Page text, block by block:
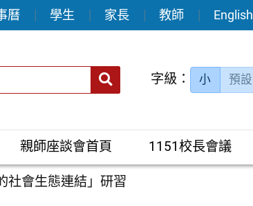
曆 學生 家長 教師 English
送出 字級： 小 預設
親師座談會首頁 1151校長會議
社會生態連結」研習